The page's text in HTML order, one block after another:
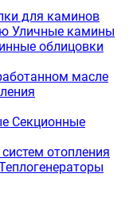
для каминов
Уличные камины
облицовки
масле
Секционные
отопления